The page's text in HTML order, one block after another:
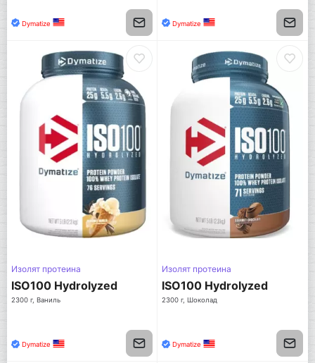
Dymatize Dymatize
Изолят протеина
ISO100 Hydrolyzed
2300 г, Ваниль
Dymatize
Изолят протеина
ISO100 Hydrolyzed
2300 г, Шоколад
Dymatize